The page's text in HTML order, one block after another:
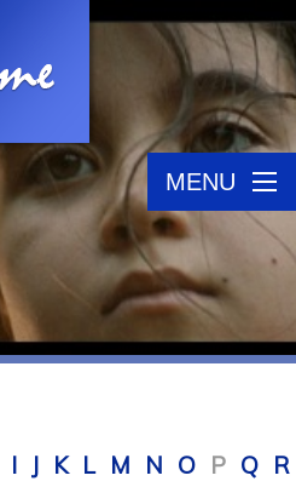
MENU
I J K L M N O P Q R